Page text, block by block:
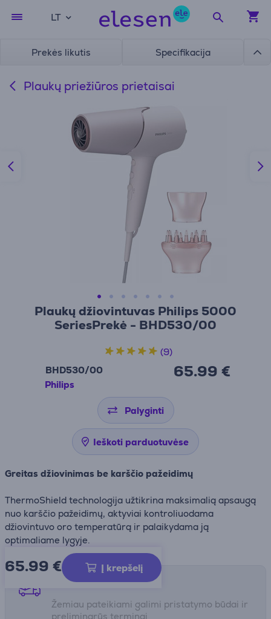
LT
Prekės likutis Specifikacija
Plaukų priežiūros prietaisai
Plaukų džiovintuvas Philips 5000
SeriesPrekė - BHD530/00
BHD530/00
Philips
65.99 €
(9)
Palyginti
Ieškoti parduotuvėse
Greitas džiovinimas be karščio pažeidimų
ThermoShield technologija užtikrina maksimalią apsaugą
nuo karščio pažeidimų, aktyviai kontroliuodama
džiovintuvo oro temperatūrą ir palaikydama ją
optimaliame lygyje.
65.99 € Į krepšelį
Pristatymo būdai
Žemiau pateikiami galimi pristatymo būdai ir
preliminarūs terminai